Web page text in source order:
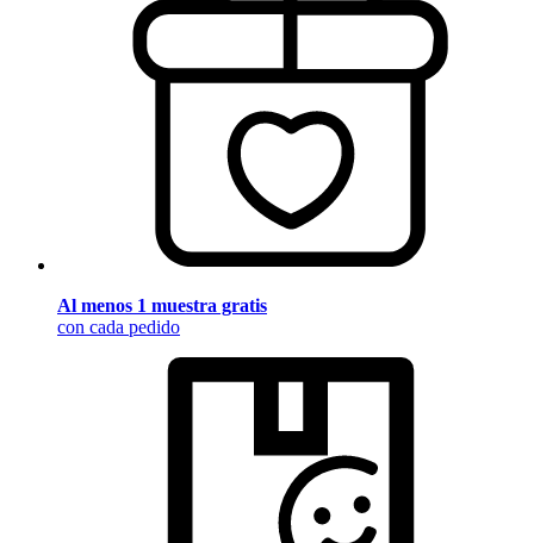
Al menos 1 muestra gratis
con cada pedido